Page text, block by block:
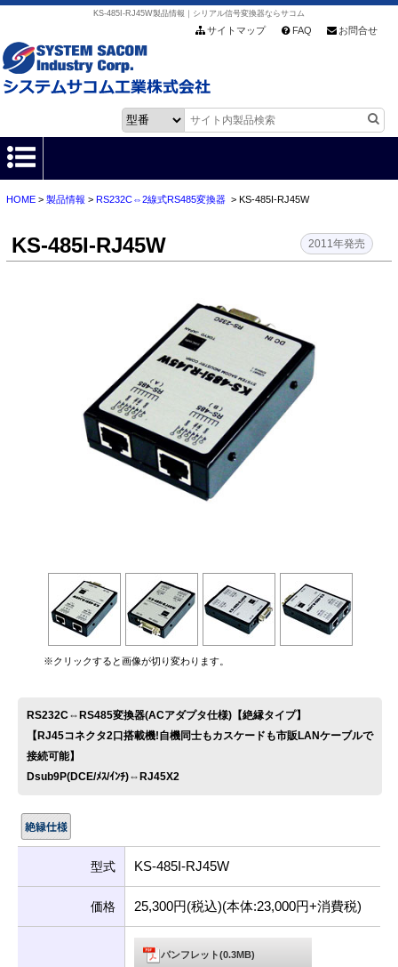
KS-485I-RJ45W製品情報｜シリアル信号変換器ならサコム
サイトマップ FAQ お問合せ
HOME
お客様サポート
会社情報
お問い合わせ
HOME> 製品情報 > RS232C⇔2線式RS485変換器> KS-485I-RJ45W
KS-485I-RJ45W 2011年発売
※クリックすると画像が切り変わります。
RS232C⇔RS485変換器(ACアダプタ仕様)【絶縁タイプ】
【RJ45コネクタ2口搭載機!自機同士もカスケードも市販LANケーブルで
接続可能】
Dsub9P(DCE/ﾒｽ/ｲﾝﾁ)⇔RJ45X2
型式 KS-485I-RJ45W
価格 25,300円(税込)(本体:23,000円+消費税)
パンフレット(0.3MB)